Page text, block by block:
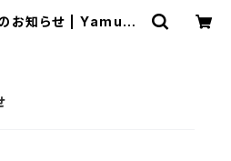
お知らせ | Yamuna